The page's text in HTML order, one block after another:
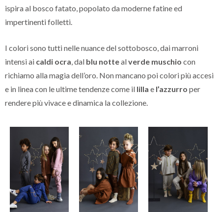
ispira al bosco fatato, popolato da moderne fatine ed
impertinenti folletti.
I colori sono tutti nelle nuance del sottobosco, dai marroni
intensi ai caldi ocra, dal blu nottealverde muschio con
richiamo alla magia dell’oro. Non mancano poi colori più accesi
e in linea con le ultime tendenze come il lilla e l’azzurro per
rendere più vivace e dinamica la collezione.